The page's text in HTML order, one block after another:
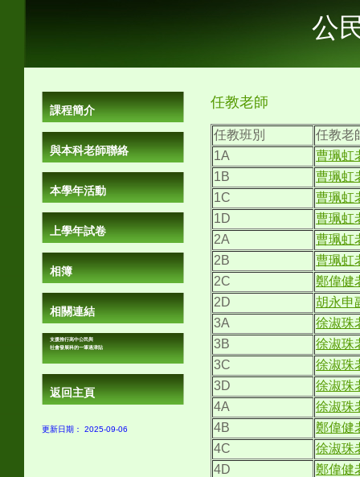
公
任教老師
任教班別
任教老
1A
曹珮虹
1B
曹珮虹
1C
曹珮虹
1D
曹珮虹
2A
曹珮虹
2B
曹珮虹
2C
鄭偉健
2D
胡永申
3A
徐淑珠
3B
徐淑珠
3C
徐淑珠
3D
徐淑珠
4A
徐淑珠
4B
鄭偉健
4C
徐淑珠
4D
鄭偉健
課程簡介
與本科老師聯絡
本學年活動
上學年試卷
相簿
相關連結
支援推行高中公民與
社會發展科的一筆過津貼
返回主頁
更新日期： 2025-09-06